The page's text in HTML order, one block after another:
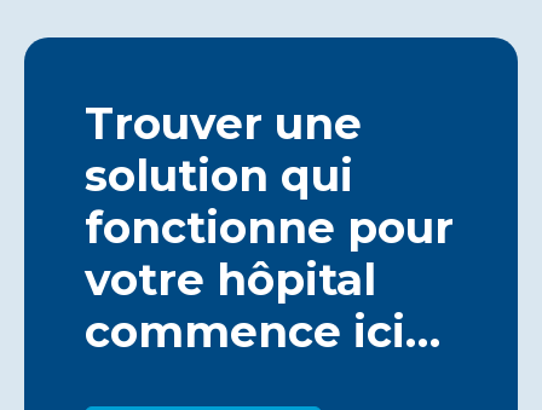
Trouver une
solution qui
fonctionne pour
votre hôpital
commence ici…